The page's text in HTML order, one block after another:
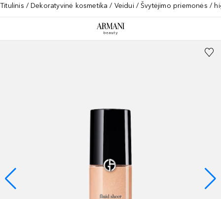
Titulinis Dekoratyvinė kosmetika Veidui Švytėjimo priemonės /